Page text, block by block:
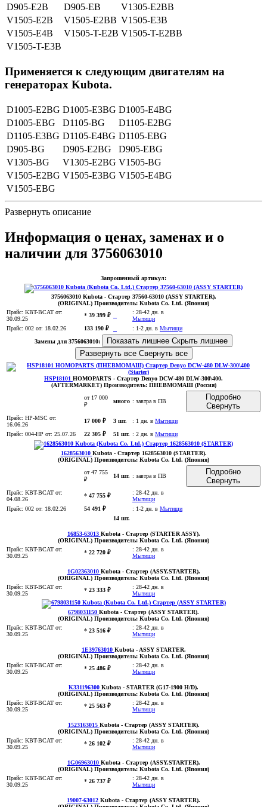
D905-E2B
D905-EB
V1305-E2BB
V1505-E2B
V1505-E2BB V1505-E3B
V1505-E4B
V1505-T-E2B V1505-T-E2BB
V1505-T-E3B
Применяется к следующим двигателям на
генераторах Kubota.
D1005-E2BG D1005-E3BG D1005-E4BG
D1005-EBG
D1105-BG
D1105-E2BG
D1105-E3BG D1105-E4BG D1105-EBG
D905-BG
D905-E2BG
D905-EBG
V1305-BG
V1305-E2BG V1505-BG
V1505-E2BG V1505-E3BG V1505-E4BG
V1505-EBG
Развернуть описание
Информация о ценах, заменах и о
наличии для 3756063010
Запрошенный артикул:
3756063010 Kubota - Стартер 37560-63010 (ASSY STARTER).
(ORIGINAL) Производитель: Kubota Co. Ltd. (Япония)
Прайс: KBT-BCAT от:
30.09.25
* 39 399 ₽ : 28-42 дн. в
Мытищи
Прайс: 002 от: 18.02.26 133 190 ₽ : 1-2 дн. в Мытищи
Замены для 3756063010:
Показать лишнее Скрыть лишнее
Развернуть все Свернуть все
HSP18101 HOMOPARTS - Стартер Denyo DCW-480 DLW-300\400.
(AFTERMARKET)Производитель: ПНЕВМОМАШ (Россия)
от 17 000
₽
много : завтра в ПВ
Подробно
Свернуть
Прайс: HP-MSC от:
16.06.26
17 000 ₽ 3 шт. : 1 дн. в Мытищи
Прайс: 004-HP от: 25.07.26 22 305 ₽ 51 шт. : 2 дн. в Мытищи
1628563010 Kubota - Стартер 1628563010 (STARTER).
(ORIGINAL) Производитель: Kubota Co. Ltd. (Япония)
от 47 755
₽
14 шт. : завтра в ПВ
Подробно
Свернуть
Прайс: KBT-BCAT от:
04.08.26
* 47 755 ₽ : 28-42 дн. в
Мытищи
Прайс: 002 от: 18.02.26 54 491 ₽ : 1-2 дн. в Мытищи
14 шт.
16853-63013 Kubota - Стартер (STARTER ASSY).
(ORIGINAL) Производитель: Kubota Co. Ltd. (Япония)
Прайс: KBT-BCAT от:
30.09.25
* 22 720 ₽ : 28-42 дн. в
Мытищи
1G02363010 Kubota - Стартер (ASSY.STARTER).
(ORIGINAL) Производитель: Kubota Co. Ltd. (Япония)
Прайс: KBT-BCAT от:
30.09.25
* 23 333 ₽ : 28-42 дн. в
Мытищи
6798031150 Kubota - Стартер (ASSY STARTER).
(ORIGINAL) Производитель: Kubota Co. Ltd. (Япония)
Прайс: KBT-BCAT от:
30.09.25
* 23 516 ₽ : 28-42 дн. в
Мытищи
1E39763010 Kubota - ASSY STARTER.
(ORIGINAL) Производитель: Kubota Co. Ltd. (Япония)
Прайс: KBT-BCAT от:
30.09.25
* 25 486 ₽ : 28-42 дн. в
Мытищи
K331196300 Kubota - STARTER (G17-1900 H/D).
(ORIGINAL) Производитель: Kubota Co. Ltd. (Япония)
Прайс: KBT-BCAT от:
30.09.25
* 25 563 ₽ : 28-42 дн. в
Мытищи
1523163015 Kubota - Стартер (ASSY STARTER).
(ORIGINAL) Производитель: Kubota Co. Ltd. (Япония)
Прайс: KBT-BCAT от:
30.09.25
* 26 102 ₽ : 28-42 дн. в
Мытищи
1G06963010 Kubota - Стартер (ASSY.STARTER).
(ORIGINAL) Производитель: Kubota Co. Ltd. (Япония)
Прайс: KBT-BCAT от:
30.09.25
* 26 737 ₽ : 28-42 дн. в
Мытищи
19007-63012 Kubota - Стартер (ASSY STARTER).